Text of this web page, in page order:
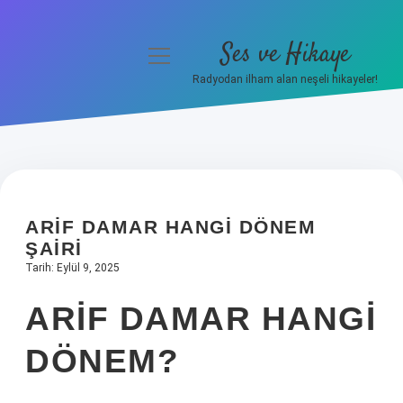
Hakkımızda
menüyü
Ses ve Hikaye
Radyodan ilham alan neşeli hikayeler!
ARIF DAMAR HANGI DÖNEM
ŞAIRI
Tarih: Eylül 9, 2025
ARIF DAMAR HANGI
DÖNEM?